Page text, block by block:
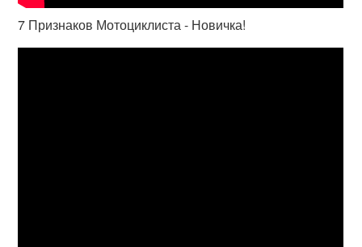
7 Признаков Мотоциклиста - Новичка!